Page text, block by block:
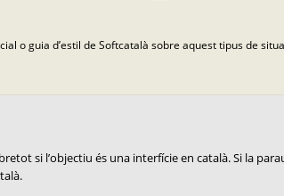
o guia d’estil de Softcatalà sobre aquest tipus de
si l’objectiu és una interfície en català. Si la